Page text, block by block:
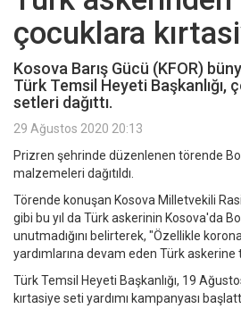
çocuklara
Kosova Barış Gücü (KFOR)
Türk Temsil Heyeti Başkanlığı,
setleri dağıttı.
29 Ağustos 2020 20:13
Prizren şehrinde düzenlenen törende
malzemeleri dağıtıldı.
Törende konuşan Kosova Milletvekili
gibi bu yıl da Türk askerinin Kosova'da
unutmadığını belirterek, "Özellikle
yardımlarına devam eden Türk askerine
Türk Temsil Heyeti Başkanlığı, 19
kırtasiye seti yardımı kampanyası